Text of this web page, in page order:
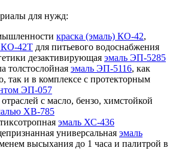
для нужд:
краска (эмаль) КО-42,
КО-42Т для питьевого водоснабжения
дезактивирующая эмаль ЭП-5285
толстослойная эмаль ЭП-5116, как
так и в комплексе с протекторным
ЭП-057
с масло, бензо, химстойкой
ХВ-785
эмаль ХС-436
универсальная эмаль
высыхания до 1 часа и палитрой в